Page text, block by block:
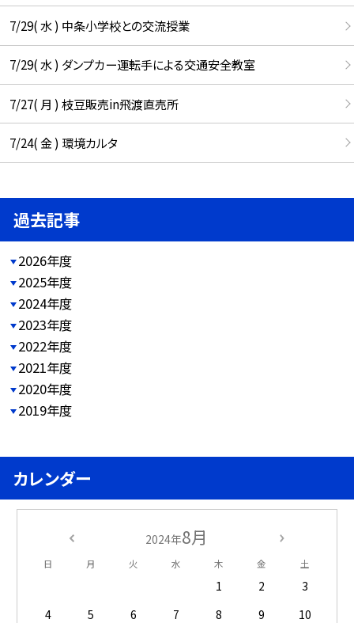
7/29( 水 ) 中条小学校との交流授業
7/29( 水 ) ダンプカー運転手による交通安全教室
7/27( 月 ) 枝豆販売in飛渡直売所
7/24( 金 ) 環境カルタ
過去記事
2026年度
2025年度
2024年度
2023年度
2022年度
2021年度
2020年度
2019年度
カレンダー
2024年8月
日 月 火 水 木 金 土
1 2
3
4
5 6 7 8 9
10